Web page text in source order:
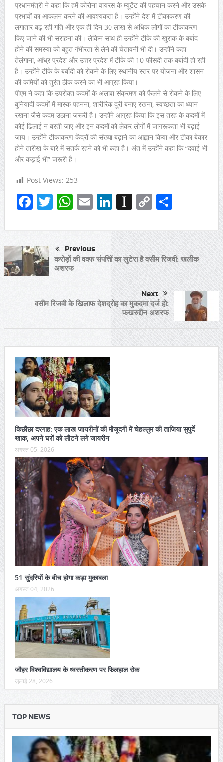
प्रधानमंत्री ने कहा कि हमें कोरोना वायरस के म्यूटेंट की पहचान करने और उसके
प्रभावों का आकलन करने की आवश्यकता है। उन्होंने देश में टीकाकरण की
लगातार बढ़ रही गति और एक ही दिन 30 लाख से अधिक लोगों का टीकाकरण
किए जाने की भी सराहना की। लेकिन साथ ही उन्होंने टीके की खुराक के बर्बाद
होने की समस्या को बहुत गंभीरता से लेने की चेतावनी भी दी। उन्होंने कहा
तेलंगाना, आंध्र प्रदेश और उत्तर प्रदेश में टीके की 10 फीसदी तक बर्बादी हो रही
है। उन्होंने टीके के बर्बादी को रोकने के लिए स्थानीय स्तर पर योजना और शासन
की कमियों को तुरंत ठीक करने का भी आग्रह किया।
पीएम ने कहा कि उपरोक्त कदमों के अलावा संक्रमण को फैलने से रोकने के लिए
बुनियादी कदमों में मास्क पहनना, शारीरिक दूरी बनाए रखना, स्वच्छता का ध्यान
रखना जैसे कदम उठाना जरूरी है। उन्होंने आग्रह किया कि इस तरह के कदमों में
कोई ढिलाई न बरती जाए और इन कदमों को लेकर लोगों में जागरूकता भी बढ़ाई
जाय। उन्होंने टीकाकरण केंद्रों की संख्या बढ़ाने का आह्वान किया और टीका बेकार
होने तारीख के बारे में सतर्क रहने को भी कहा है। अंत में उन्होंने कहा कि “दवाई भी
और कड़ाई भी” जरूरी है।
Post Views: 253
Facebook
Twitter
WhatsApp
EmailLinkedIn
Instapaper
Copy
Link
Share
Previous
करोड़ों की वक्फ संपत्तिों का लुटेरा है वसीम रिजवी: खलीक
अशरफ
Next
वसीम रिजवी के खिलाफ देशद्रोह का मुकदमा दर्ज हो:
फखरुद्दीन अशरफ
किछौछा दरगाह: एक लाख जायरीनों की मौजूदगी में चेहल्लुम की ताजिया सुपुर्दे
खाक, अपने घरों को लौटने लगे जायरीन
अगस्त 05, 2026
51 सुंदरियों के बीच होगा कड़ा मुकाबला
अगस्त 04, 2026
जौहर विश्वविद्यालय के ध्वस्तीकरण पर फिलहाल रोक
जुलाई 28, 2026
TOP NEWS